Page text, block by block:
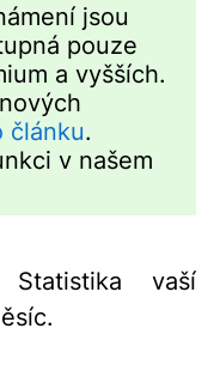
jsou
pouze
a vyšších.
článku.
v našem
Statistika vaší